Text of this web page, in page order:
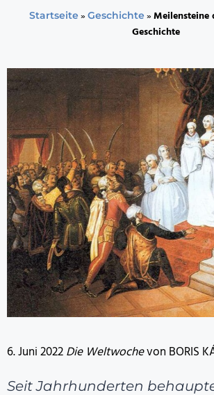
Startseite » Geschichte »Meilensteine
Geschichte
6. Juni 2022Die Weltwochevon BORIS
Seit Jahrhunderten